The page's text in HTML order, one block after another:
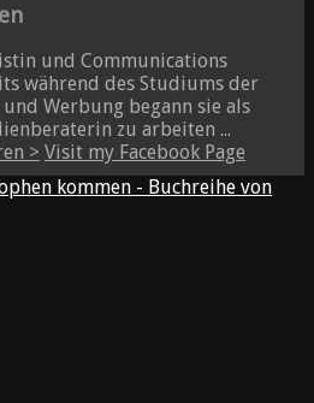
und Communications
während des Studiums der
Werbung begann sie als
zu arbeiten ...
> Visit my Facebook Page
kommen - Buchreihe von